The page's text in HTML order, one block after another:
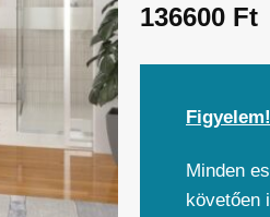
136600 Ft
Figyelem!
Minden
követően